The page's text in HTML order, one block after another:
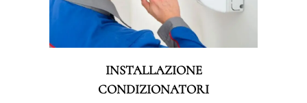
INSTALLAZIONE
CONDIZIONATORI